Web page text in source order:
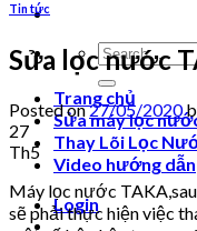
Search
for:
Trang chủ
Sửa máy lọc
Thay Lõi Lọc
Video hướng dẫn
Login
Tin tức
Sửa lọc nước
Posted on27/05/2020
27
Th5
Máy lọc nước
sẽ phải thực hiện việc